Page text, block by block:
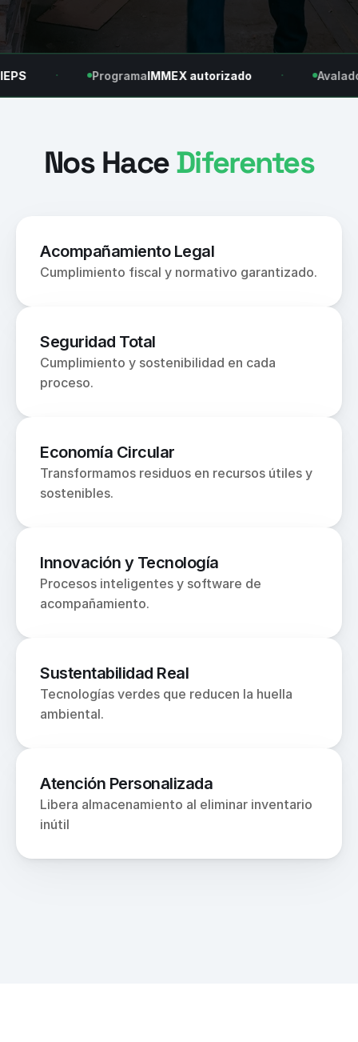
Nos Hace Diferentes
Acompañamiento Legal
Cumplimiento fiscal y normativo garantizado.
Seguridad Total
Cumplimiento y sostenibilidad en cada
proceso.
Economía Circular
Transformamos residuos en recursos útiles y
sostenibles.
Innovación y Tecnología
Procesos inteligentes y software de
acompañamiento.
Sustentabilidad Real
Tecnologías verdes que reducen la huella
ambiental.
Atención Personalizada
Libera almacenamiento al eliminar inventario
inútil